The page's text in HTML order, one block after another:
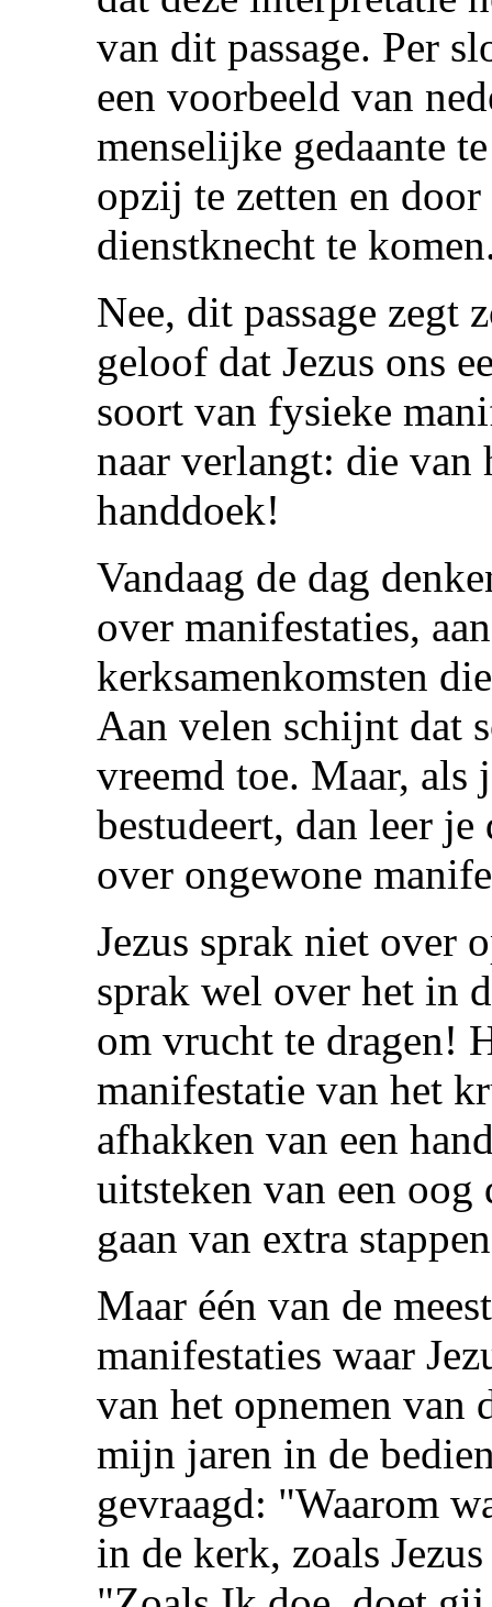
van dit passage. Per
een voorbeeld van
menselijke gedaante
opzij te zetten en door
dienstknecht te
Nee, dit passage zegt
geloof dat Jezus ons
soort van fysieke
naar verlangt: die van
handdoek!
Vandaag de dag
over manifestaties,
kerksamenkomsten
Aan velen schijnt dat
vreemd toe. Maar, als
bestudeert, dan leer je
over ongewone
Jezus sprak niet over
sprak wel over het in
om vrucht te dragen!
manifestatie van het
afhakken van een
uitsteken van een
gaan van extra
Maar één van de
manifestaties waar
van het opnemen van
mijn jaren in de
gevraagd: "Waarom
in de kerk, zoals